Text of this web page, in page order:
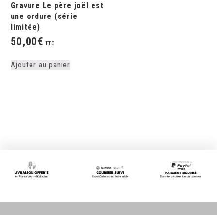
Gravure Le père joël est
une ordure (série
limitée)
50,00€ TTC
Ajouter au panier